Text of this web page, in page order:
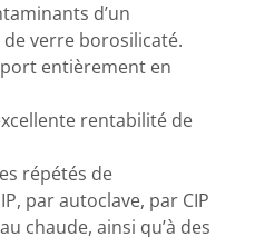
d’un
verre borosilicaté.
entièrement en
rentabilité de
répétés de
par autoclave, par CIP
chaude, ainsi qu’à des